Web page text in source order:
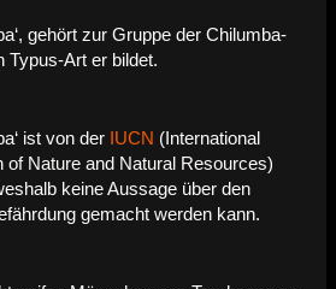
gehört zur Gruppe der Chilumba-
Typus-Art er bildet.
ist von der IUCN (International
of Nature and Natural Resources)
keine Aussage über den
gemacht werden kann.